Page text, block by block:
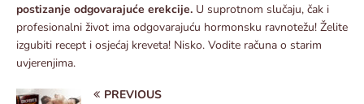
postizanje odgovarajuće erekcije. U suprotnom slučaju, čak i
profesionalni život ima odgovarajuću hormonsku ravnotežu! Želite
izgubiti recept i osjećaj kreveta! Nisko. Vodite računa o starim
uvjerenjima.
PREVIOUS